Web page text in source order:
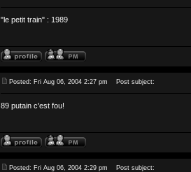
"le petit train" : 1989
Posted: Fri Aug 06, 2004 2:27 pm Post subject:
89 putain c'est fou!
Posted: Fri Aug 06, 2004 2:29 pm Post subject: